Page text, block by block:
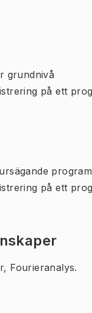
grundnivå
på ett
på ett
Fourieranalys.